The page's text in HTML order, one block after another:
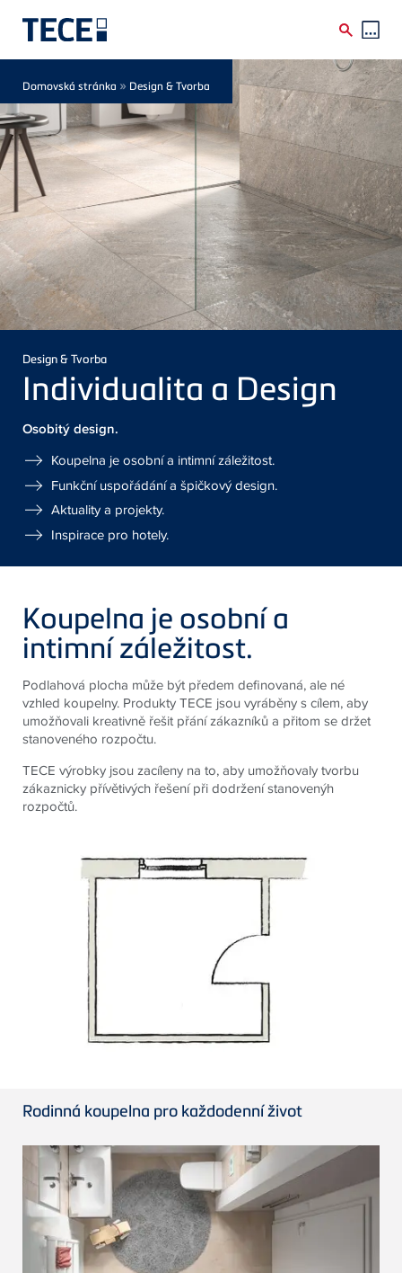
Breadcrumb
Domovská stránka » Design & Tvorba
Design & Tvorba
Individualita a Design
Osobitý design.
Koupelna je osobní a intimní záležitost.
Funkční uspořádání a špičkový design.
Aktuality a projekty.
Inspirace pro hotely.
Koupelna je osobní a
intimní záležitost.
Podlahová plocha může být předem definovaná, ale né
vzhled koupelny. Produkty TECE jsou vyráběny s cílem, aby
umožňovali kreativně řešit přání zákazníků a přitom se držet
stanoveného rozpočtu.
TECE výrobky jsou zacíleny na to, aby umožňovaly tvorbu
zákaznicky přívětivých řešení při dodržení stanovenýh
rozpočtů.
Rodinná koupelna pro každodenní život